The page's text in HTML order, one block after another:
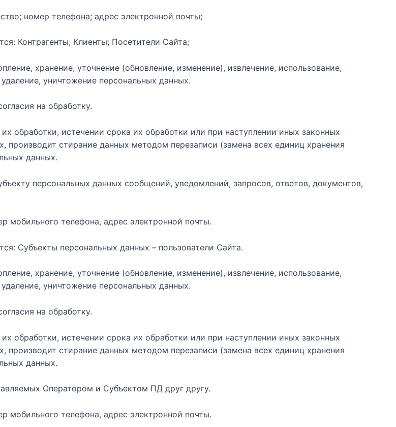
номер телефона; адрес электронной почты;
Контрагенты; Клиенты; Посетители Сайта;
хранение, уточнение (обновление, изменение), извлечение, использование,
уничтожение персональных данных.
на обработку.
обработки, истечении срока их обработки или при наступлении иных законных
производит стирание данных методом перезаписи (замена всех единиц хранения
данных.
персональных данных сообщений, уведомлений, запросов, ответов, документов,
мобильного телефона, адрес электронной почты.
Субъекты персональных данных – пользователи Сайта.
хранение, уточнение (обновление, изменение), извлечение, использование,
уничтожение персональных данных.
на обработку.
обработки, истечении срока их обработки или при наступлении иных законных
производит стирание данных методом перезаписи (замена всех единиц хранения
данных.
Оператором и Субъектом ПД друг другу.
мобильного телефона, адрес электронной почты.